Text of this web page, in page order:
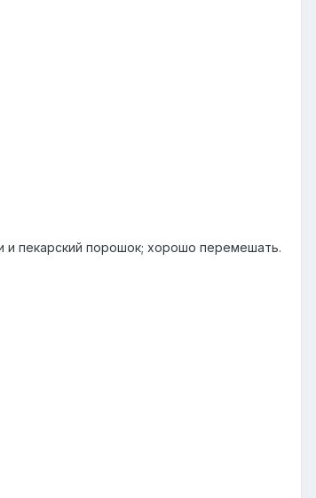
и пекарский порошок; хорошо перемешать.